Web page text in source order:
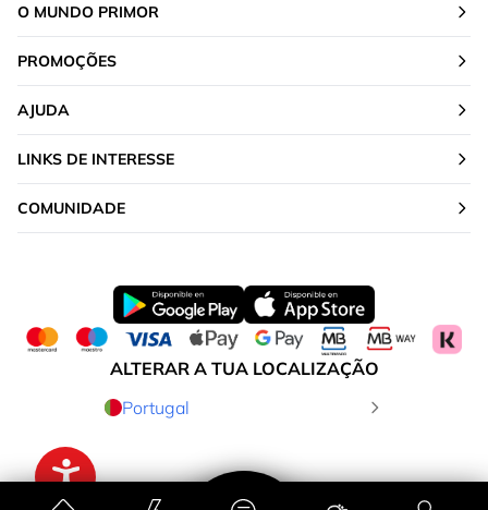
O MUNDO PRIMOR
PROMOÇÕES
AJUDA
LINKS DE INTERESSE
COMUNIDADE
ALTERAR A TUA LOCALIZAÇÃO
Portugal